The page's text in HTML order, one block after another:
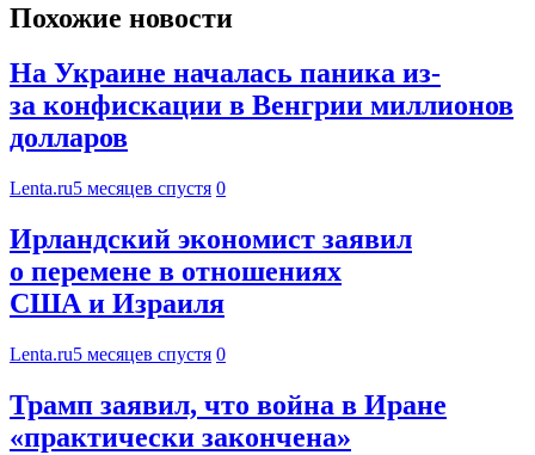
Похожие новости
На Украине началась паника из-
за конфискации в Венгрии миллионов
долларов
Lenta.ru5 месяцев спустя 0
Ирландский экономист заявил
о перемене в отношениях
США и Израиля
Lenta.ru5 месяцев спустя 0
Трамп заявил, что война в Иране
«практически закончена»